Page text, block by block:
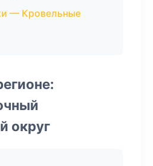
— Кровельные
округ